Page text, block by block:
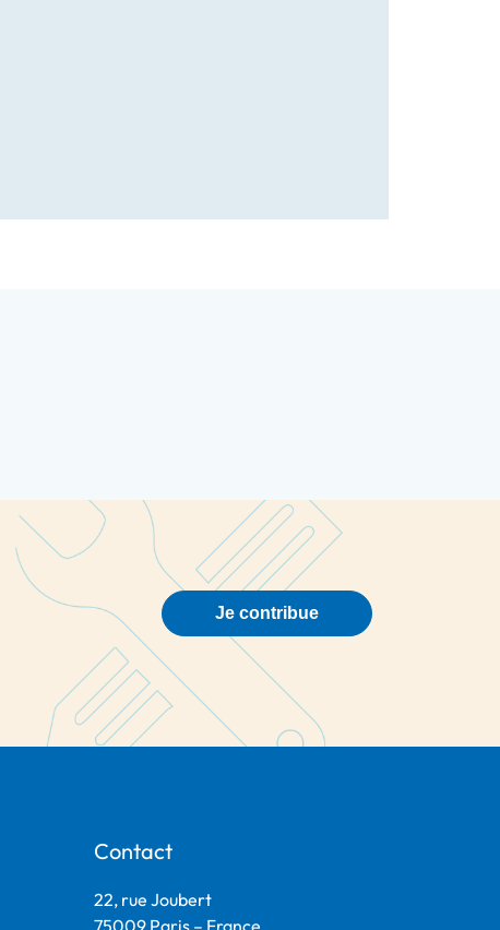
Je contribue
Contact
22, rue Joubert
75009 Paris – France